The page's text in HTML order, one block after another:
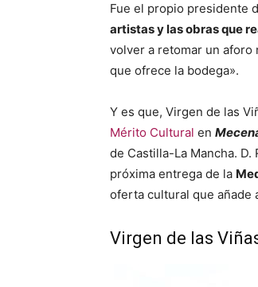
Fue el propio presidente
artistas y las obras que
volver a retomar un aforo
que ofrece la bodega».
Y es que, Virgen de las
Mérito Cultural en
de Castilla-La Mancha.
próxima entrega de la
oferta cultural que añade
Virgen de las